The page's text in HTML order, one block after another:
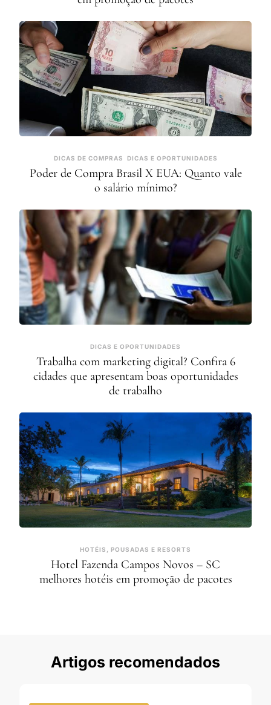
DICAS DE COMPRAS DICAS E OPORTUNIDADES
Poder de Compra Brasil X EUA: Quanto vale
o salário mínimo?
DICAS E OPORTUNIDADES
Trabalha com marketing digital? Confira 6
cidades que apresentam boas oportunidades
de trabalho
HOTÉIS, POUSADAS E RESORTS
Hotel Fazenda Campos Novos – SC
melhores hotéis em promoção de pacotes
Artigos recomendados